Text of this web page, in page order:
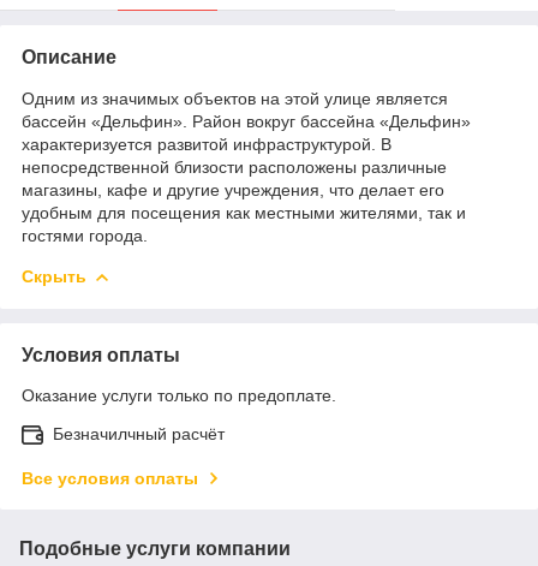
Описание
Одним из значимых объектов на этой улице является
бассейн «Дельфин». Район вокруг бассейна «Дельфин»
характеризуется развитой инфраструктурой. В
непосредственной близости расположены различные
магазины, кафе и другие учреждения, что делает его
удобным для посещения как местными жителями, так и
гостями города.
Скрыть
Условия оплаты
Оказание услуги только по предоплате.
Безначилчный расчёт
Все условия оплаты
Подобные услуги компании